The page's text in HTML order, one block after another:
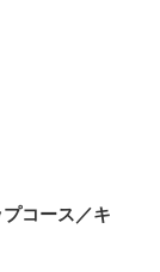
コース／キ